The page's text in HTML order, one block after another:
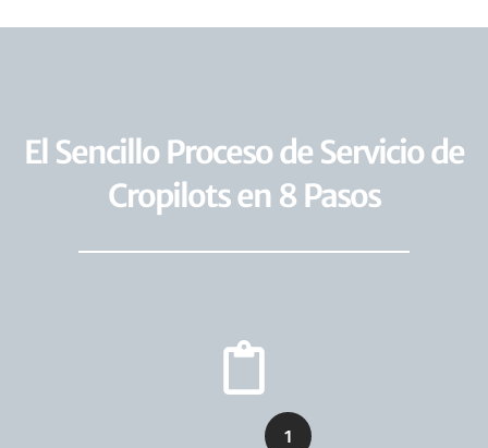
El Sencillo Proceso de Servicio de
Cropilots en 8 Pasos
1